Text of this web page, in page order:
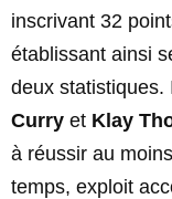
inscrivant 32
établissant ainsi
deux statistiques.
Curry et Klay
à réussir au
temps, exploit